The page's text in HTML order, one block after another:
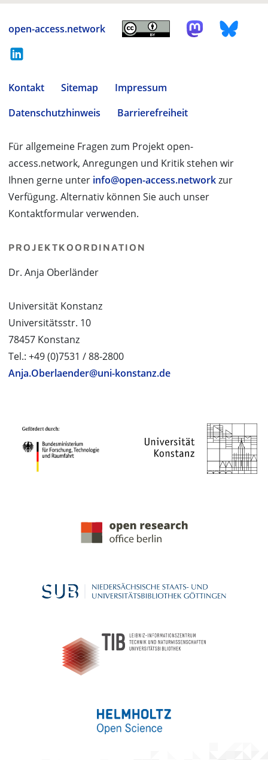
open-access.network
Kontakt Sitemap
Impressum
Datenschutzhinweis
Barrierefreiheit
Für allgemeine Fragen zum Projekt open-
access.network, Anregungen und Kritik stehen wir
Ihnen gerne unter info@open-access.networkzur
Verfügung. Alternativ können Sie auch unser
Kontaktformular verwenden.
PROJEKTKOORDINATION
Dr. Anja Oberländer
Universität Konstanz
Universitätsstr. 10
78457 Konstanz
Tel.: +49 (0)7531 / 88-2800
Anja.Oberlaender@uni-konstanz.de